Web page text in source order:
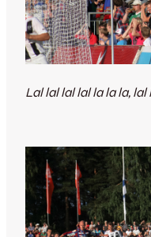
Lal lal lal lal la la la,